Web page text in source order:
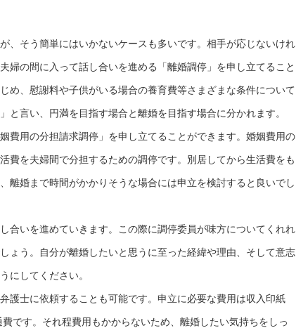
、そう簡単にはいかないケースも多いです。相手が応じないけれ
婦の間に入って話し合いを進める「離婚調停」を申し立てること
め、慰謝料や子供がいる場合の養育費等さまざまな条件について
と言い、円満を目指す場合と離婚を目指す場合に分かれます。
費用の分担請求調停」を申し立てることができます。婚姻費用の
費を夫婦間で分担するための調停です。別居してから生活費をも
離婚まで時間がかかりそうな場合には申立を検討すると良いでし
合いを進めていきます。この際に調停委員が味方についてくれれ
ょう。自分が離婚したいと思うに至った経緯や理由、そして意志
にしてください。
護士に依頼することも可能です。申立に必要な費用は収入印紙
です。それ程費用もかからないため、離婚したい気持ちをしっ